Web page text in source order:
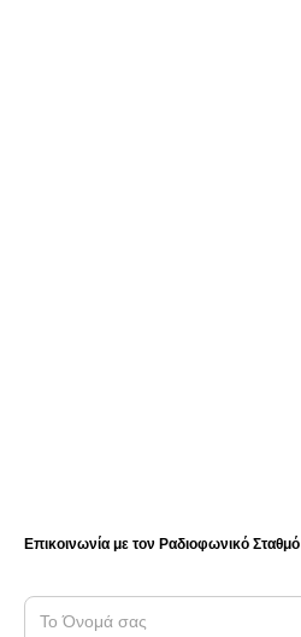
Επικοινωνία με τον Ραδιοφωνικό Σταθμό